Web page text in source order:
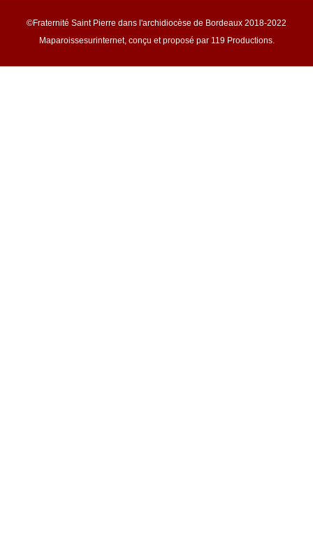
©Fraternité Saint Pierre dans l'archidiocèse de Bordeaux 2018-2022
Maparoissesurinternet, conçu et proposé par 119 Productions.